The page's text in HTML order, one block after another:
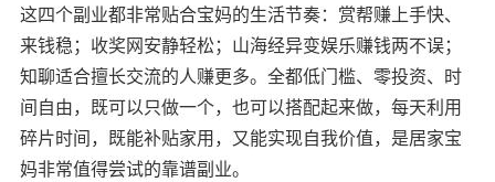
这四个副业都非常贴合宝妈的生活节奏：赏帮赚上手快、
来钱稳；收奖网安静轻松；山海经异变娱乐赚钱两不误；
知聊适合擅长交流的人赚更多。全都低门槛、零投资、时
间自由，既可以只做一个，也可以搭配起来做，每天利用
碎片时间，既能补贴家用，又能实现自我价值，是居家宝
妈非常值得尝试的靠谱副业。